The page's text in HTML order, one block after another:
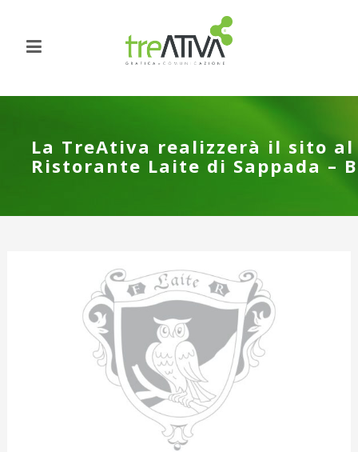
La TreAtiva realizzerà il sito al
Ristorante Laite di Sappada –